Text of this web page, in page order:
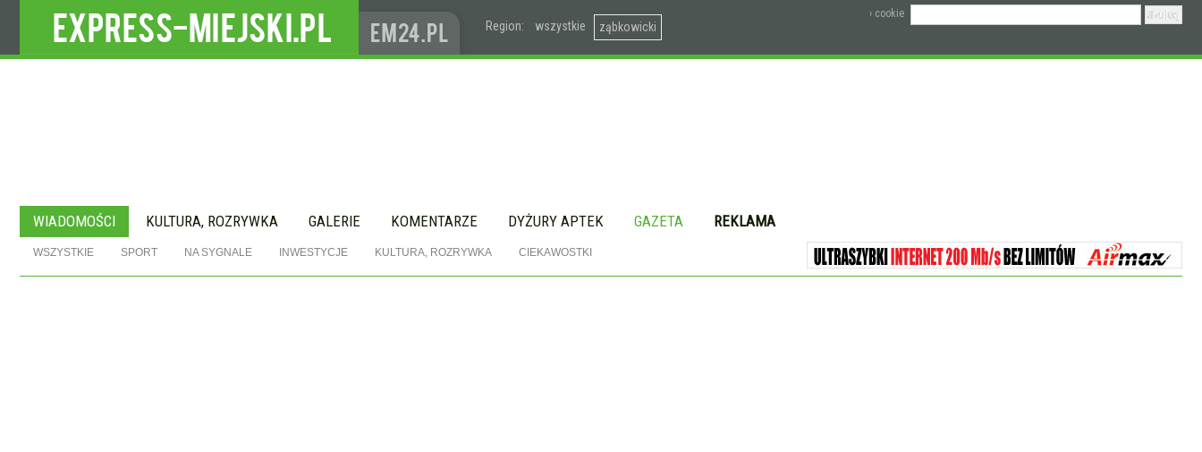
Region: wszystkie ząbkowicki
› cookie
WIADOMOŚCI KULTURA, ROZRYWKA GALERIE KOMENTARZE DYŻURY APTEK GAZETA REKLAMA
WSZYSTKIE SPORT NA SYGNALE INWESTYCJE KULTURA, ROZRYWKA CIEKAWOSTKI